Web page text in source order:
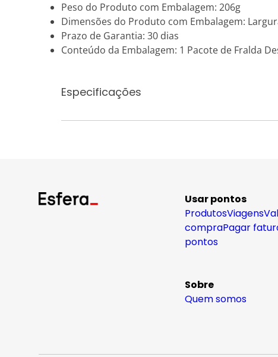
Peso do Produto com Embalagem: 206g
Dimensões do Produto com Embalagem:
Prazo de Garantia: 30 dias
Conteúdo da Embalagem: 1 Pacote de Fralda
Especificações
Usar pontos
ProdutosViagens
compraPagar
pontos
Sobre
Quem somos